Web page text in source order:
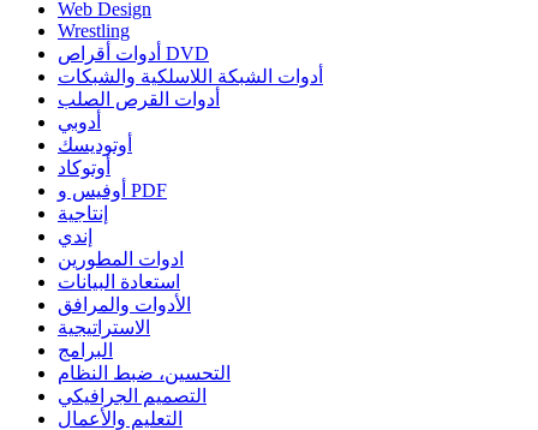
Web Design
Wrestling
أدوات أقراص DVD
أدوات الشبكة اللاسلكية والشبكات
أدوات القرص الصلب
أدوبي
أوتوديسك
أوتوكاد
أوفيس و PDF
إنتاجية
إندي
ادوات المطورين
استعادة البيانات
الأدوات والمرافق
الاستراتيجية
البرامج
التحسين، ضبط النظام
التصميم الجرافيكي
التعليم والأعمال